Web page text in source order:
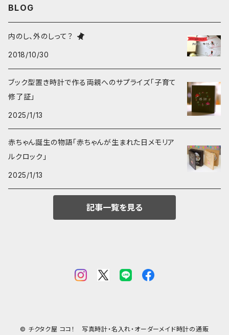
BLOG
内のし、外のしって？
2018/10/30
ブック型置き時計で作る両親へのサプライズ「子育て
修了証」
2025/1/13
赤ちゃん誕生の物語「赤ちゃんが生まれた日メモリア
ルクロック」
2025/1/13
記事一覧を見る
© チクタク屋 ココ！ 写真時計・名入れ・オーダーメイド時計の通販